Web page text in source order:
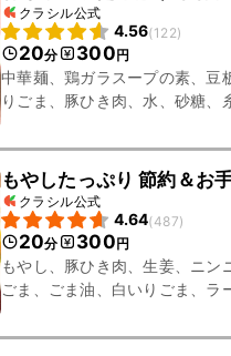
クラシル公式
4.56(122)
20分 300円
中華麺、鶏ガラスープの素、豆
りごま、豚ひき肉、水、砂糖、
もやしたっぷり 節約＆お
クラシル公式
4.64(487)
20分 300円
もやし、豚ひき肉、生姜、ニン
ごま、ごま油、白いりごま、ラ